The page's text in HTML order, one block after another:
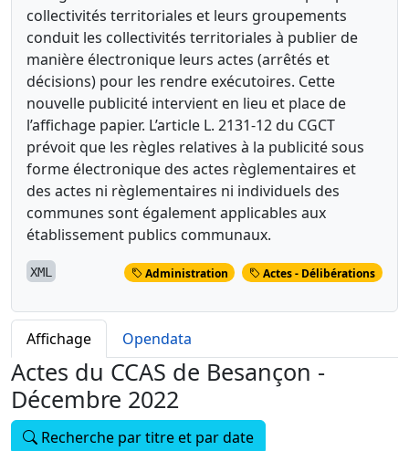
collectivités territoriales et leurs groupements
conduit les collectivités territoriales à publier de
manière électronique leurs actes (arrêtés et
décisions) pour les rendre exécutoires. Cette
nouvelle publicité intervient en lieu et place de
l’affichage papier. L’article L. 2131-12 du CGCT
prévoit que les règles relatives à la publicité sous
forme électronique des actes règlementaires et
des actes ni règlementaires ni individuels des
communes sont également applicables aux
établissement publics communaux.
XML Administration Actes - Délibérations
Affichage Opendata
Actes du CCAS de Besançon -
Décembre 2022
Recherche par titre et par date